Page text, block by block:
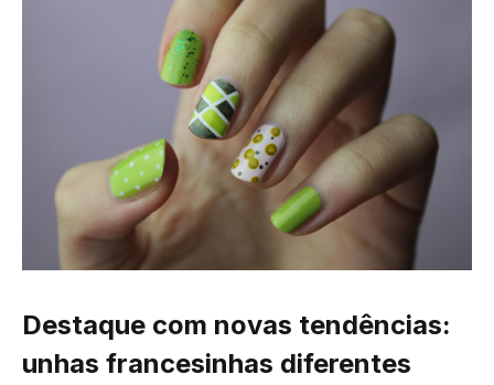
Destaque com novas tendências:
unhas francesinhas diferentes